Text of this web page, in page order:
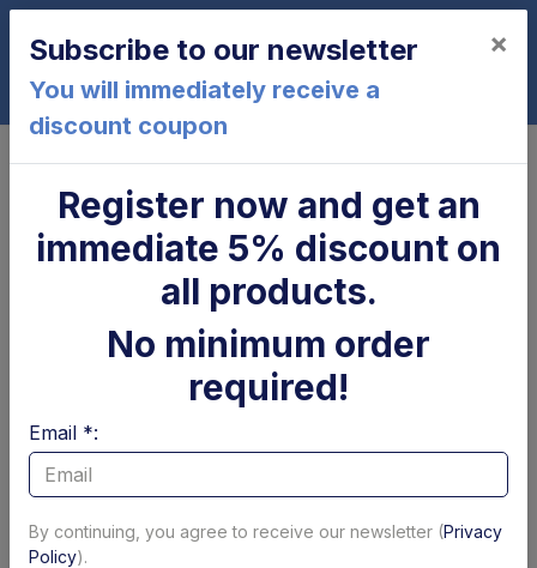
0
Astina bloccaggio DX per fermaroll
Subscribe to our newsletter
You will immediately receive a
discount coupon
×
Register now and get an
immediate 5% discount on
all products.
No minimum order
required!
Email *:
By continuing, you agree to receive our newsletter (Privacy
Policy).